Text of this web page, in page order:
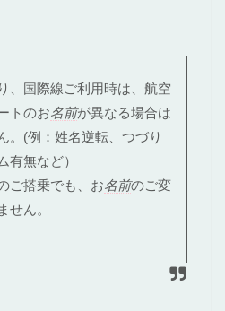
、国際線ご利用時は、航空
トのお名前が異なる場合は
。(例：姓名逆転、つづり
有無など）
ご搭乗でも、お名前のご変
せん。